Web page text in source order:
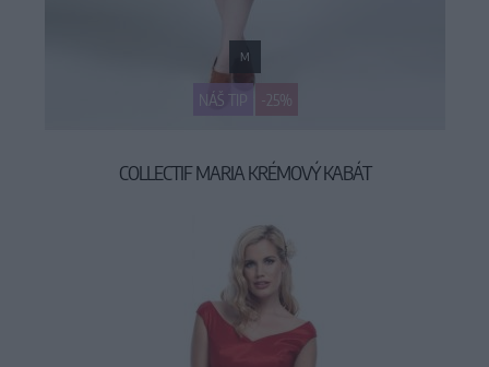
NÁŠ TIP -25%
M
COLLECTIF MARIA KRÉMOVÝ KABÁT
119,00 €